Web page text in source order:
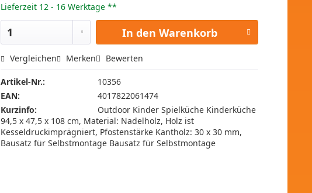
Lieferzeit 12 - 16 Werktage **
In den Warenkorb
Vergleichen Merken Bewerten
Artikel-Nr.:
10356
EAN:
4017822061474
Kurzinfo:
Outdoor Kinder Spielküche Kinderküche
94,5 x 47,5 x 108 cm, Material: Nadelholz, Holz ist
Kesseldruckimprägniert, Pfostenstärke Kantholz: 30 x 30 mm,
Bausatz für Selbstmontage Bausatz für Selbstmontage